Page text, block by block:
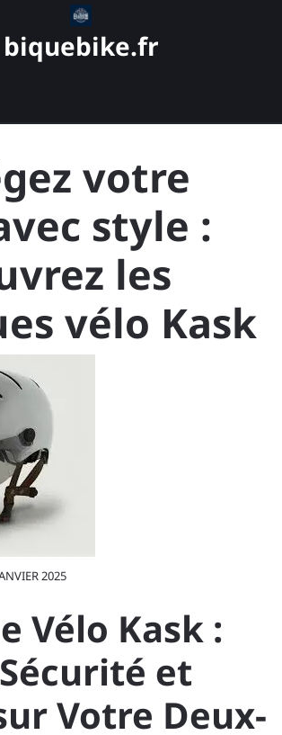
biquebike.fr
votre
style :
les
vélo Kask
2025
Vélo Kask :
et
Votre Deux-